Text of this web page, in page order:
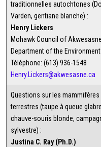
traditionnelles autochtones
Varden, gentiane blanche) :
Henry Lickers
Mohawk Council of Akwesasne
Department of the Environment
Téléphone: (613) 936-1548
Henry.Lickers@akwesasne.ca
Questions sur les mammifères
terrestres (taupe à queue
chauve-souris blonde,
sylvestre) :
Justina C. Ray (Ph.D.)